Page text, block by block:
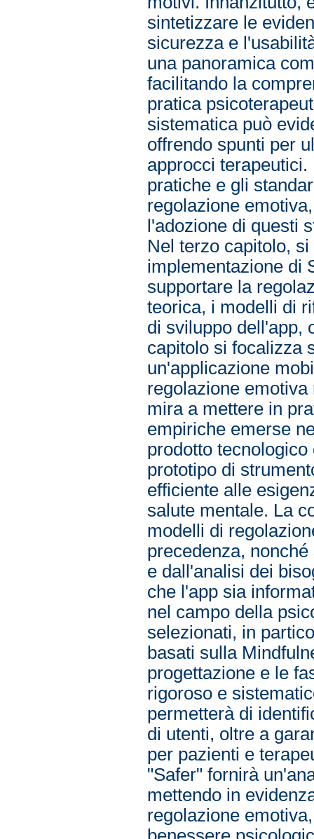
sintetizzare le
sicurezza e
una panoramica
facilitando la
pratica
sistematica può
offrendo spunti per
approcci
pratiche e gli
regolazione
l'adozione di questi
Nel terzo capitolo,
implementazione di
supportare la
teorica, i modelli di
di sviluppo dell'app,
capitolo si focalizza
un'applicazione
regolazione
mira a mettere in
empiriche emerse
prodotto
prototipo di
efficiente alle
salute mentale. La
modelli di
precedenza,
e dall'analisi dei
che l'app sia
nel campo della
selezionati, in
basati sulla
progettazione e le
rigoroso e
permetterà di
di utenti, oltre a
per pazienti e
"Safer" fornirà
mettendo in
regolazione